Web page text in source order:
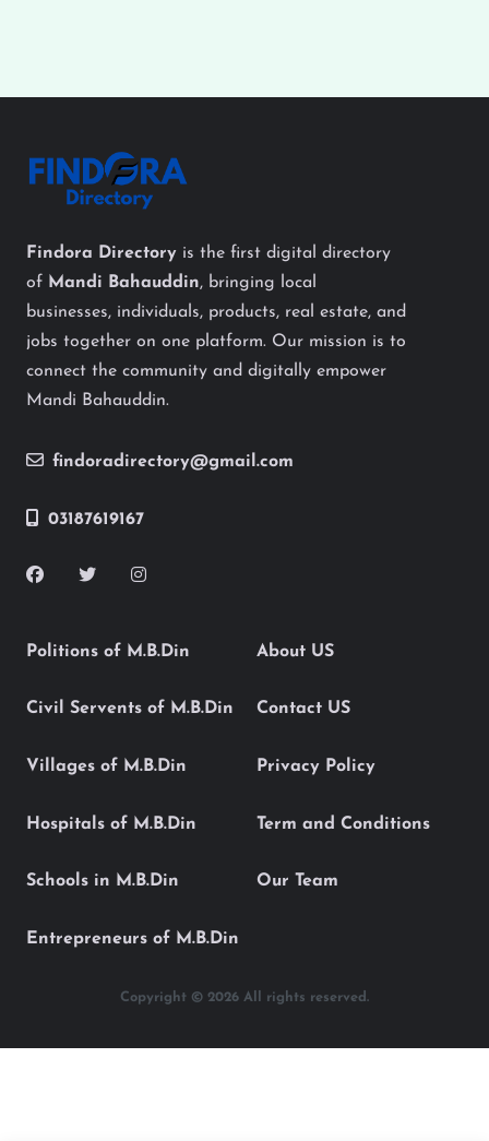
Findora Directory is the first digital directory
of Mandi Bahauddin, bringing local
businesses, individuals, products, real estate, and
jobs together on one platform. Our mission is to
connect the community and digitally empower
Mandi Bahauddin.
findoradirectory@gmail.com
03187619167
Politions of M.B.Din
Civil Servents of M.B.Din
Villages of M.B.Din
Hospitals of M.B.Din
Schools in M.B.Din
Entrepreneurs of M.B.Din
About US
Contact US
Privacy Policy
Term and Conditions
Our Team
Copyright © 2026 All rights reserved.